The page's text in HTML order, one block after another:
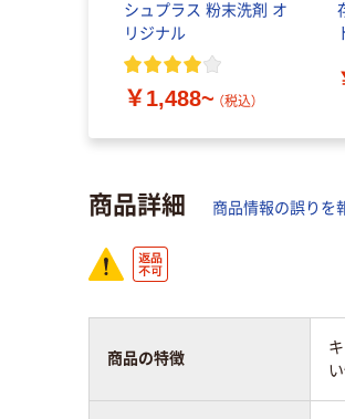
シュプラス 粉末洗剤 オ
リジナル
￥1,488~ （税込）
商品詳細 商品情報の誤りを
商品の特徴